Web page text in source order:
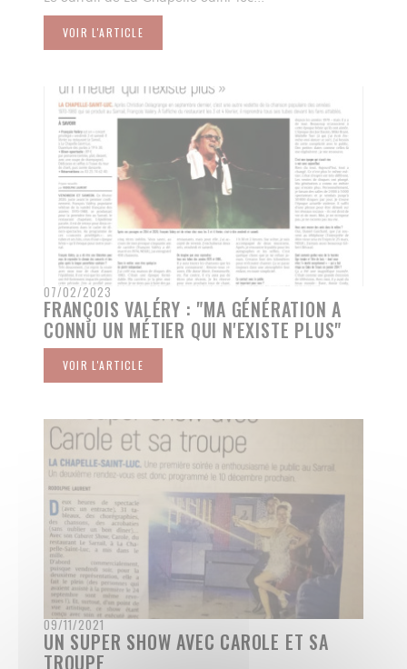
VOIR L'ARTICLE((OUVRE UNE NOUVELLE FENÊTRE))
07/02/2023
FRANÇOIS VALÉRY : "MA GÉNÉRATION A
CONNU UN MÉTIER QUI N'EXISTE PLUS"
VOIR L'ARTICLE((OUVRE UNE NOUVELLE FENÊTRE))
09/11/2021
UN SUPER SHOW AVEC CAROLE ET SA
TROUPE